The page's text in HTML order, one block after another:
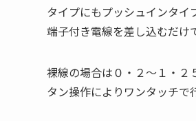
タイプにもプッシュインタ
端子付き電線を差し込むだけ
裸線の場合は０・２～１・２
タン操作によりワンタッチで